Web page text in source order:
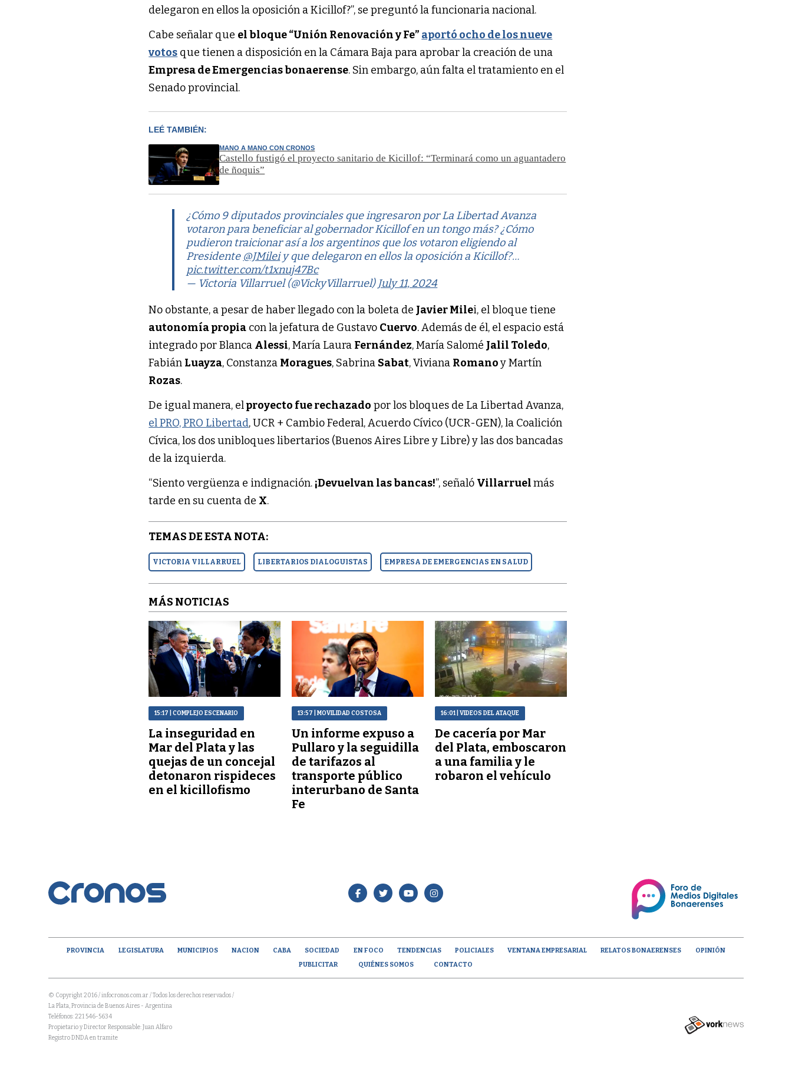
delegaron en ellos la oposición a Kicillof?”, se preguntó la funcionaria nacional.
Cabe señalar que el bloque “Unión Renovación y Fe” aportó ocho de los nueve
votos que tienen a disposición en la Cámara Baja para aprobar la creación de una
Empresa de Emergencias bonaerense. Sin embargo, aún falta el tratamiento en el
Senado provincial.
LEÉ TAMBIÉN:
MANO A MANO CON CRONOS
Castello fustigó el proyecto sanitario de Kicillof: “Terminará como un aguantadero
de ñoquis”
¿Cómo 9 diputados provinciales que ingresaron por La Libertad Avanza
votaron para beneficiar al gobernador Kicillof en un tongo más? ¿Cómo
pudieron traicionar así a los argentinos que los votaron eligiendo al
Presidente @JMileiy que delegaron en ellos la oposición a Kicillof?…
pic.twitter.com/t1xnuj47Bc
— Victoria Villarruel (@VickyVillarruel) July 11, 2024
No obstante, a pesar de haber llegado con la boleta de Javier Milei, el bloque tiene
autonomía propia con la jefatura de Gustavo Cuervo. Además de él, el espacio está
integrado por Blanca Alessi, María Laura Fernández, María Salomé Jalil Toledo,
Fabián Luayza, Constanza Moragues, Sabrina Sabat, Viviana Romanoy Martín
Rozas.
De igual manera, elproyecto fue rechazado por los bloques de La Libertad Avanza,
el PRO, PRO Libertad, UCR + Cambio Federal, Acuerdo Cívico (UCR-GEN), la Coalición
Cívica, los dos unibloques libertarios (Buenos Aires Libre y Libre) y las dos bancadas
de la izquierda.
“Siento vergüenza e indignación. ¡Devuelvan las bancas!”, señaló Villarruelmás
tarde en su cuenta de X.
TEMAS DE ESTA NOTA:
VICTORIA VILLARRUEL LIBERTARIOS DIALOGUISTAS EMPRESA DE EMERGENCIAS EN SALUD
MÁS NOTICIAS
15:17 | COMPLEJO ESCENARIO
La inseguridad en
Mar del Plata y las
quejas de un concejal
detonaron rispideces
en el kicillofismo
13:57 | MOVILIDAD COSTOSA
Un informe expuso a
Pullaro y la seguidilla
de tarifazos al
transporte público
interurbano de Santa
Fe
16:01| VIDEOS DEL ATAQUE
De cacería por Mar
del Plata, emboscaron
a una familia y le
robaron el vehículo
PROVINCIA LEGISLATURA MUNICIPIOS NACION CABA SOCIEDAD EN FOCO TENDENCIAS POLICIALES VENTANA EMPRESARIAL RELATOS BONAERENSES
OPINIÓN
PUBLICITAR
QUIÉNES SOMOS CONTACTO
© Copyright 2016 / infocronos.com.ar / Todos los derechos reservados /
La Plata, Provincia de Buenos Aires - Argentina
Teléfonos: 221 546-5634
Propietario y Director Responsable: Juan Alfaro
Registro DNDA en tramite